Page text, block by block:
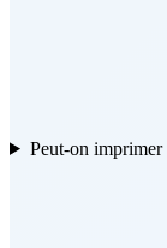
Peut-on